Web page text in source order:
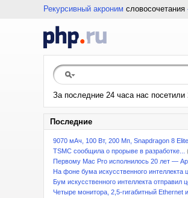
Рекурсивный акроним словосочетания
За последние 24 часа нас посетили
Последние
9070 мАч, 100 Вт, 200 Мп, Snapdragon 8
TSMC сообщила о прорыве в разработке...
Первому Mac Pro исполнилось 20 лет —
На фоне бума искусственного интеллекта
Бум искусственного интеллекта отправил
Четыре монитора, 2,5-гигабитный Ethernet